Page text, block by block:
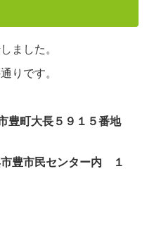
ました。
りです。
豊町大長５９１５番地
ンター内 １